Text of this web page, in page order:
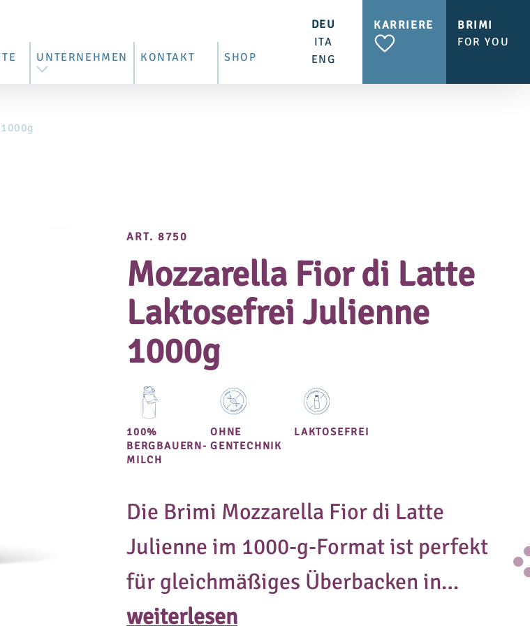
UNTERNEHMEN KONTAKT SHOP
DEU
ITA
ENG
KARRIERE
BRIMI
FOR YOU
ART. 8750
Mozzarella Fior di Latte
Laktosefrei Julienne
1000g
100%
BERGBAUERN-
MILCH
OHNE
GENTECHNIK
LAKTOSEFREI
Die Brimi Mozzarella Fior di Latte
Julienne im 1000‑g‑Format ist perfekt
für gleichmäßiges Überbacken in
Gastronomie und Großküchen. Die
weiterlesen